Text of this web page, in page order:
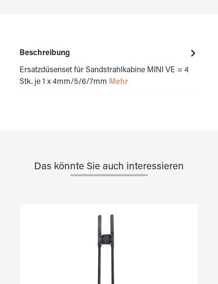
Beschreibung
Ersatzdüsenset für Sandstrahlkabine MINI VE = 4
Stk. je 1 x 4mm/5/6/7mm Mehr
Das könnte Sie auch interessieren